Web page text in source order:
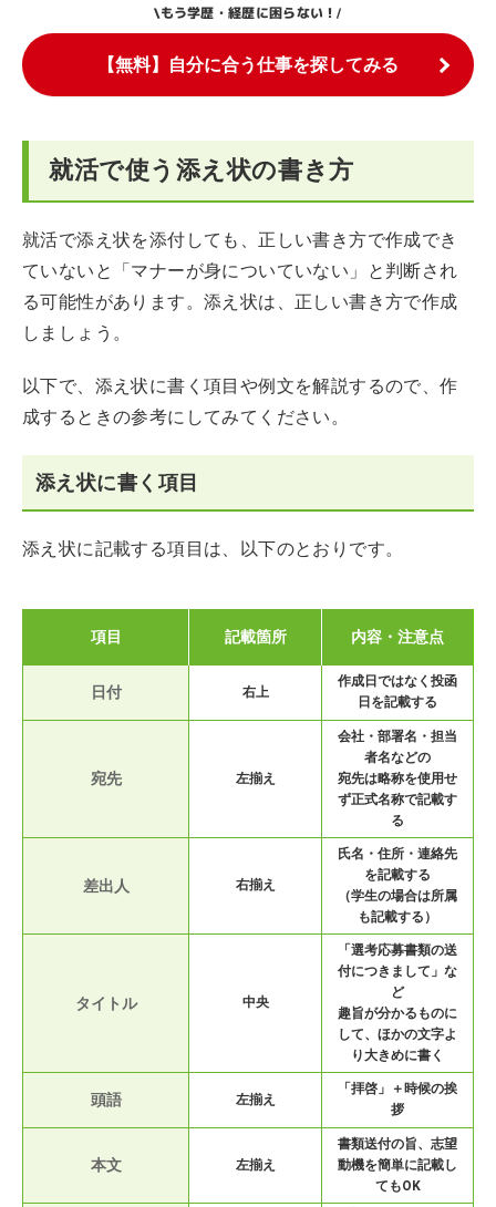
\もう学歴・経歴に困らない！/
【無料】自分に合う仕事を探してみる
就活で使う添え状の書き方
就活で添え状を添付しても、正しい書き方で作成でき
ていないと「マナーが身についていない」と判断され
る可能性があります。添え状は、正しい書き方で作成
しましょう。
以下で、添え状に書く項目や例文を解説するので、作
成するときの参考にしてみてください。
添え状に書く項目
添え状に記載する項目は、以下のとおりです。
項目 記載箇所 内容・注意点
日付 右上
作成日ではなく投函
日を記載する
宛先 左揃え
会社・部署名・担当
者名などの
宛先は略称を使用せ
ず正式名称で記載す
る
差出人 右揃え
氏名・住所・連絡先
を記載する
（学生の場合は所属
も記載する）
タイトル 中央
「選考応募書類の送
付につきまして」な
ど
趣旨が分かるものに
して、ほかの文字よ
り大きめに書く
頭語 左揃え
「拝啓」＋時候の挨
拶
本文 左揃え
書類送付の旨、志望
動機を簡単に記載し
てもOK